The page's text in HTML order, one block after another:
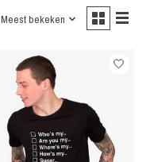
Meest bekeken